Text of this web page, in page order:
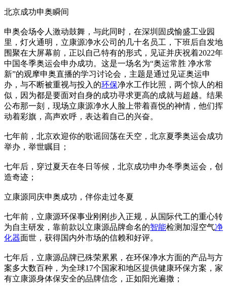
北京成功申奥瞬间
申奥会场令人激动鼓舞，与此同时，在深圳固戍愉盛工业园
里，灯火通明，立康源净水公司的几十名员工，下班后自发地
围聚在大屏幕前，正以自己特有的形式，见证并庆祝着2022年
中国冬季奥运会申办成功。这是一场名为“奥运常胜 净水常
新”的观摩申奥直播的学习讨论会，主题是通过见证奥运申
办，与不断被重视与投入的环保净水工作比照，两个惊人的相
似，因为都是要面对自身的成功寻求更高的成就与超越。结果
公布那一刻，现场立康源净水人脸上带着喜悦的神情，他们挥
动着彩旗，高声欢呼，表达着自己的兴奋。
七年前，北京欢迎你的歌谣回荡在天空，北京夏季奥运会成功
举办，举世瞩目；
七年后，穿过夏天在冬日等候，北京成功申办冬季奥运会，创
造奇迹；
立康源同庆申奥成功，伴你走过冬夏
七年前，立康源环保事业刚刚步入正规，从国际代工的重心转
为自主研发，靠前款以立康源品牌命名的智能检测加湿空气净
化器面世，获得国内外市场的信赖和好评。
七年后，立康源品牌已殊荣累累，在环保净水方面的产品与方
案多大数百种，为全球17个国家和地区提供健康环保方案，家
有立康源身体保安全的品牌信念，正如阳光遍撒；